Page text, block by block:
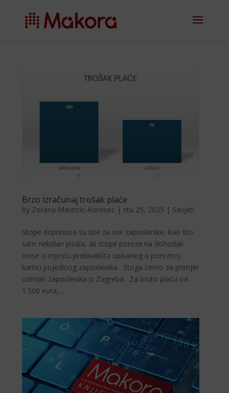
Brzo izračunaj trošak plaće
by Zorana Mavricic-Korosec | stu 25, 2025 | Savjeti
Stope doprinosa su iste za sve zaposlenike, kao što
sam nekidan pisala, ali stope poreza na dohodak
ovise o mjestu prebivališta upisanog u poreznoj
kartici pojedinog zaposlenika. Stoga ćemo za primjer
uzimati zaposlenika iz Zagreba. Za bruto plaću od
1.500 eura,...